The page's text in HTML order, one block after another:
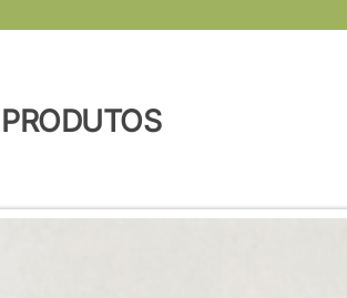
PRODUTOS